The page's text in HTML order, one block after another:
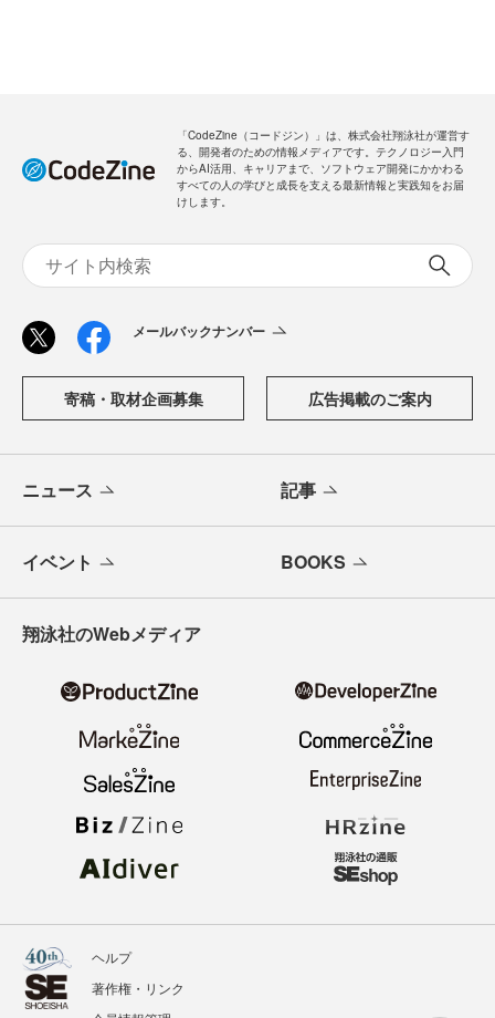
「CodeZine（コードジン）」は、株式会社翔泳社が運営す
る、開発者のための情報メディアです。テクノロジー入門
からAI活用、キャリアまで、ソフトウェア開発にかかわる
すべての人の学びと成長を支える最新情報と実践知をお届
けします。
メールバックナンバー
寄稿・取材企画募集 広告掲載のご案内
ニュース 記事
イベント BOOKS
翔泳社のWebメディア
ヘルプ
著作権・リンク